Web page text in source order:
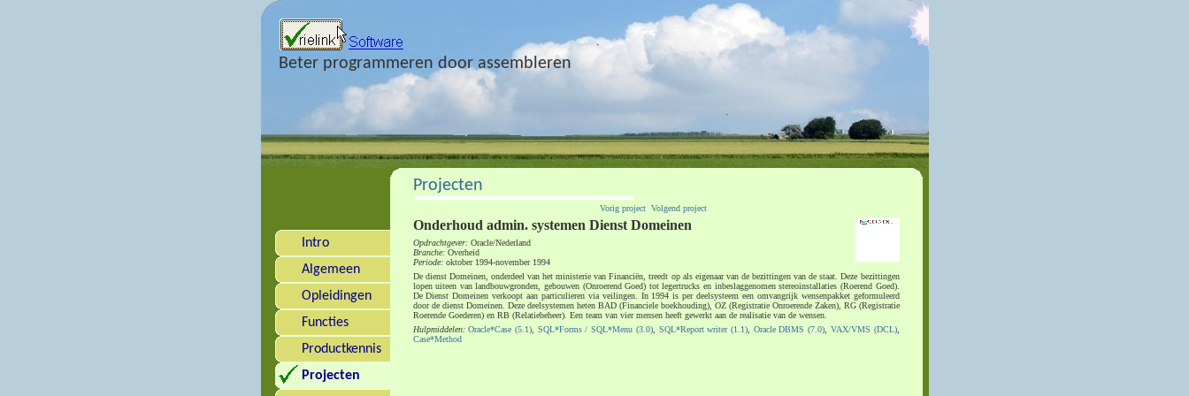
Beter programmeren door assembleren
Intro
Algemeen
Opleidingen
Functies
Productkennis
Projecten
Projecten
Vorig project Volgend project
Onderhoud admin. systemen Dienst Domeinen
Opdrachtgever:Oracle/Nederland
Branche:Overheid
Periode:oktober 1994-november 1994
De dienst Domeinen, onderdeel van het ministerie van Financiën, treedt op als eigenaar van de bezittingen van de staat. Deze bezittingen
lopen uiteen van landbouwgronden, gebouwen (Onroerend Goed) tot legertrucks en inbeslaggenomen stereoinstallaties (Roerend Goed).
De Dienst Domeinen verkoopt aan particulieren via veilingen. In 1994 is per deelsysteem een omvangrijk wensenpakket geformuleerd
door de dienst Domeinen. Deze deelsystemen heten BAD (Financiele boekhouding), OZ (Registratie Onroerende Zaken), RG (Registratie
Roerende Goederen) en RB (Relatiebeheer). Een team van vier mensen heeft gewerkt aan de realisatie van de wensen.
Hulpmiddelen: Oracle*Case (5.1), SQL*Forms / SQL*Menu (3.0), SQL*Report writer (1.1), Oracle DBMS (7.0) VAX/VMS (DCL),
Case*Method